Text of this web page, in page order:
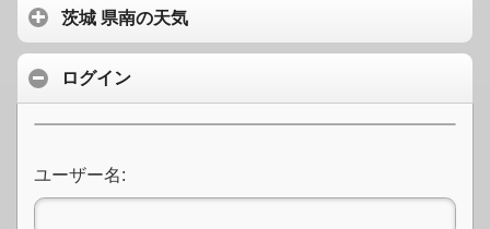
茨城 県南の天気
ログイン
ユーザー名: